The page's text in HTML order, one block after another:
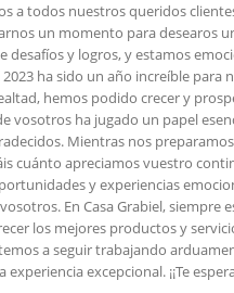
a todos nuestros queridos
un momento para desearos
desafíos y logros, y estamos
ha sido un año increíble para
hemos podido crecer y
vosotros ha jugado un papel
Mientras nos
cuánto apreciamos vuestro
y experiencias
En Casa Grabiel, siempre
los mejores productos y
a seguir trabajando
excepcional. ¡¡Te